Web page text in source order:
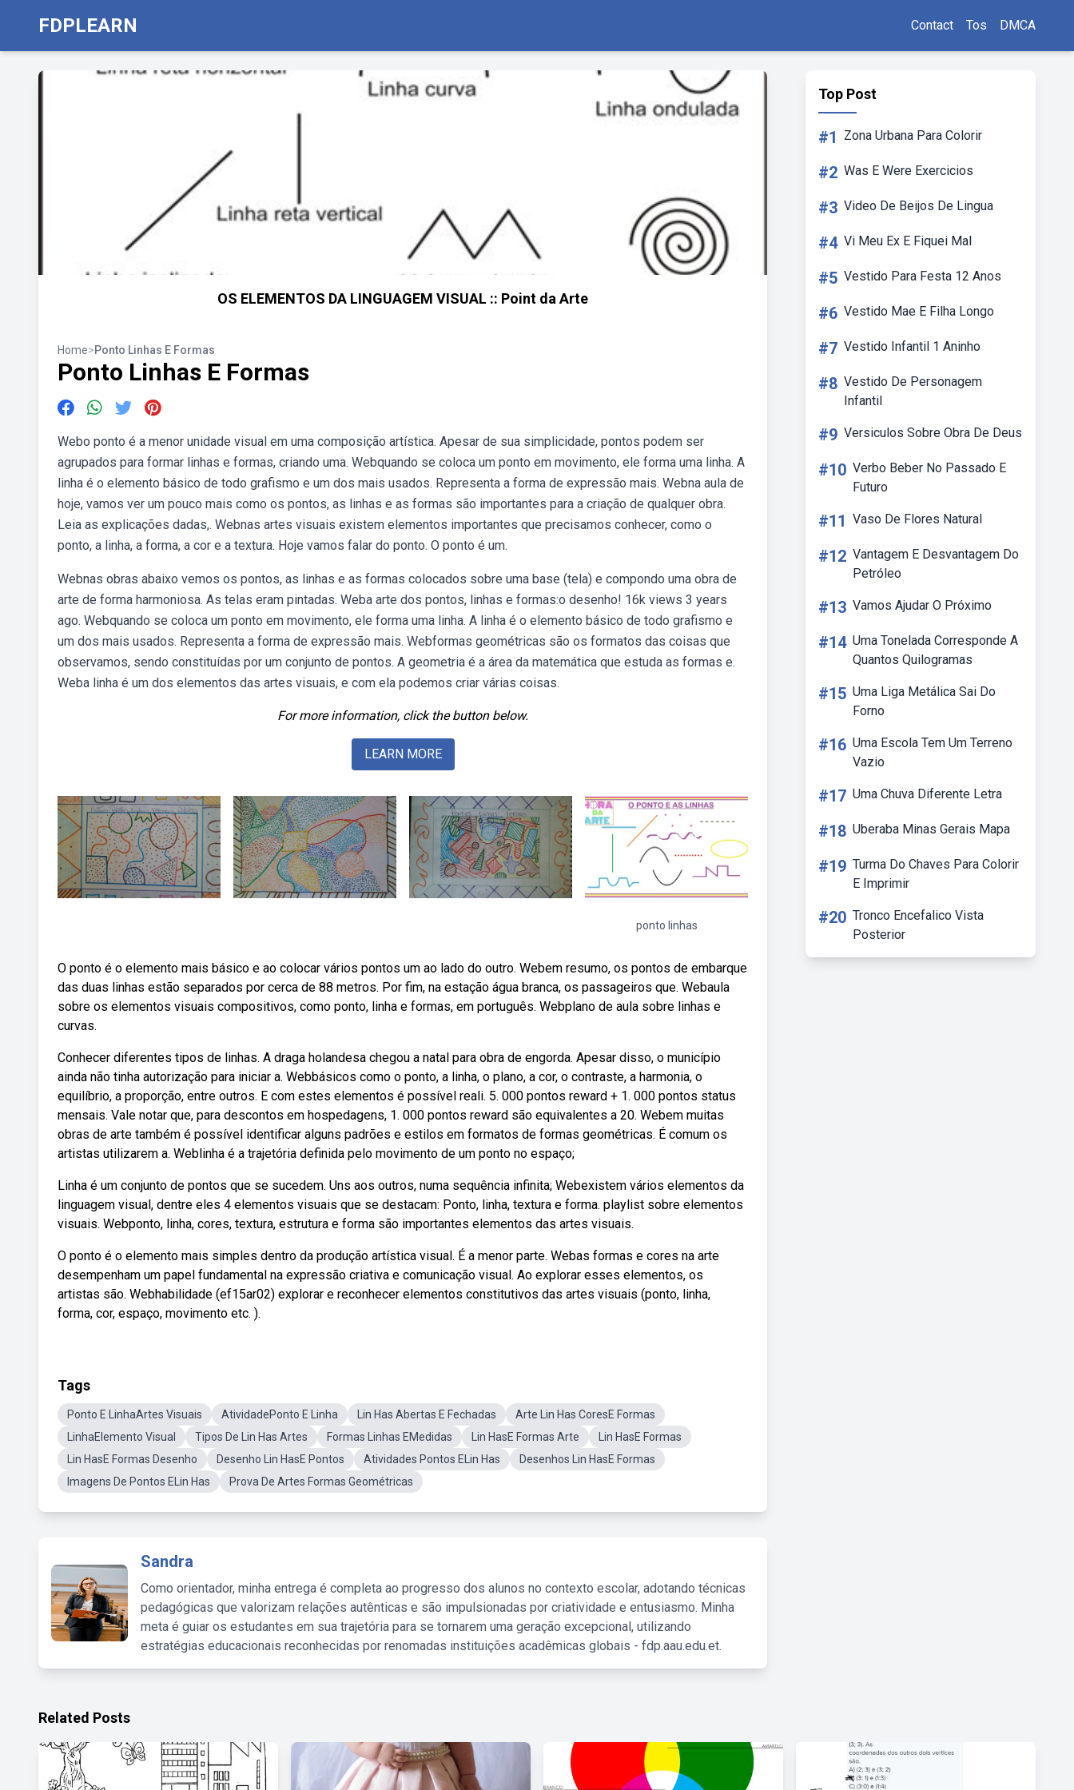
FDPLEARN Contact Tos DMCA
OS ELEMENTOS DA LINGUAGEM VISUAL :: Point da Arte
Home>Ponto Linhas E Formas
Ponto Linhas E Formas
Webo ponto é a menor unidade visual em uma composição artística. Apesar de sua simplicidade, pontos podem ser
agrupados para formar linhas e formas, criando uma. Webquando se coloca um ponto em movimento, ele forma uma linha. A
linha é o elemento básico de todo grafismo e um dos mais usados. Representa a forma de expressão mais. Webna aula de
hoje, vamos ver um pouco mais como os pontos, as linhas e as formas são importantes para a criação de qualquer obra.
Leia as explicações dadas,. Webnas artes visuais existem elementos importantes que precisamos conhecer, como o
ponto, a linha, a forma, a cor e a textura. Hoje vamos falar do ponto. O ponto é um.
Webnas obras abaixo vemos os pontos, as linhas e as formas colocados sobre uma base (tela) e compondo uma obra de
arte de forma harmoniosa. As telas eram pintadas. Weba arte dos pontos, linhas e formas:o desenho! 16k views 3 years
ago. Webquando se coloca um ponto em movimento, ele forma uma linha. A linha é o elemento básico de todo grafismo e
um dos mais usados. Representa a forma de expressão mais. Webformas geométricas são os formatos das coisas que
observamos, sendo constituídas por um conjunto de pontos. A geometria é a área da matemática que estuda as formas e.
Weba linha é um dos elementos das artes visuais, e com ela podemos criar várias coisas.
For more information, click the button below.
LEARN MORE
ponto linhas
O ponto é o elemento mais básico e ao colocar vários pontos um ao lado do outro. Webem resumo, os pontos de embarque
das duas linhas estão separados por cerca de 88 metros. Por fim, na estação água branca, os passageiros que. Webaula
sobre os elementos visuais compositivos, como ponto, linha e formas, em português. Webplano de aula sobre linhas e
curvas.
Conhecer diferentes tipos de linhas. A draga holandesa chegou a natal para obra de engorda. Apesar disso, o município
ainda não tinha autorização para iniciar a. Webbásicos como o ponto, a linha, o plano, a cor, o contraste, a harmonia, o
equilíbrio, a proporção, entre outros. E com estes elementos é possível reali. 5. 000 pontos reward + 1. 000 pontos status
mensais. Vale notar que, para descontos em hospedagens, 1. 000 pontos reward são equivalentes a 20. Webem muitas
obras de arte também é possível identificar alguns padrões e estilos em formatos de formas geométricas. É comum os
artistas utilizarem a. Weblinha é a trajetória definida pelo movimento de um ponto no espaço;
Linha é um conjunto de pontos que se sucedem. Uns aos outros, numa sequência infinita; Webexistem vários elementos da
linguagem visual, dentre eles 4 elementos visuais que se destacam: Ponto, linha, textura e forma. playlist sobre elementos
visuais. Webponto, linha, cores, textura, estrutura e forma são importantes elementos das artes visuais.
O ponto é o elemento mais simples dentro da produção artística visual. É a menor parte. Webas formas e cores na arte
desempenham um papel fundamental na expressão criativa e comunicação visual. Ao explorar esses elementos, os
artistas são. Webhabilidade (ef15ar02) explorar e reconhecer elementos constitutivos das artes visuais (ponto, linha,
forma, cor, espaço, movimento etc. ).
Tags
Ponto E LinhaArtes Visuais AtividadePonto E Linha Lin Has Abertas E Fechadas
Arte Lin Has CoresE Formas
LinhaElemento Visual
Tipos De Lin Has Artes Formas Linhas EMedidas Lin HasE Formas Arte
Lin HasE Formas
Lin HasE Formas Desenho
Desenho Lin HasE Pontos Atividades Pontos ELin Has
Desenhos Lin HasE Formas
Imagens De Pontos ELin Has
Prova De Artes Formas Geométricas
Sandra
Como orientador, minha entrega é completa ao progresso dos alunos no contexto escolar, adotando técnicas
pedagógicas que valorizam relações autênticas e são impulsionadas por criatividade e entusiasmo. Minha
meta é guiar os estudantes em sua trajetória para se tornarem uma geração excepcional, utilizando
estratégias educacionais reconhecidas por renomadas instituições acadêmicas globais - fdp.aau.edu.et.
Top Post
#1 Zona Urbana Para Colorir
#2 Was E Were Exercicios
#3 Video De Beijos De Lingua
#4 Vi Meu Ex E Fiquei Mal
#5 Vestido Para Festa 12 Anos
#6 Vestido Mae E Filha Longo
#7 Vestido Infantil 1 Aninho
#8 Vestido De Personagem
Infantil
#9 Versiculos Sobre Obra De Deus
#10 Verbo Beber No Passado E
Futuro
#11 Vaso De Flores Natural
#12 Vantagem E Desvantagem Do
Petróleo
#13 Vamos Ajudar O Próximo
#14 Uma Tonelada Corresponde A
Quantos Quilogramas
#15 Uma Liga Metálica Sai Do
Forno
#16 Uma Escola Tem Um Terreno
Vazio
#17 Uma Chuva Diferente Letra
#18 Uberaba Minas Gerais Mapa
#19 Turma Do Chaves Para Colorir
E Imprimir
#20 Tronco Encefalico Vista
Posterior
Related Posts